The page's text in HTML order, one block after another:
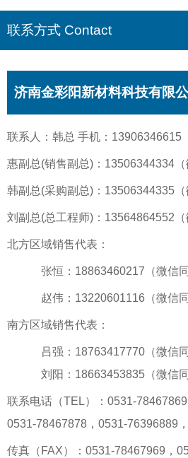
联系方式 Contact
济南金彩阳新材料科技有限
联系人：韩总 手机：13906346615
惠副总(销售副总)：13506344334（
韩副总(采购副总)：13506344335（
刘副总(总工程师)：13564864552（
北方区域销售代表：
张恒：18863460217（微信同
赵伟：13220601116（微信同
南方区域销售代表：
吕强：18763417770（微信同
刘阳：18663453835（微信
联系电话（TEL）：0531-
0531-78467878，0531-76396889
传真（FAX）：0531-78467969，